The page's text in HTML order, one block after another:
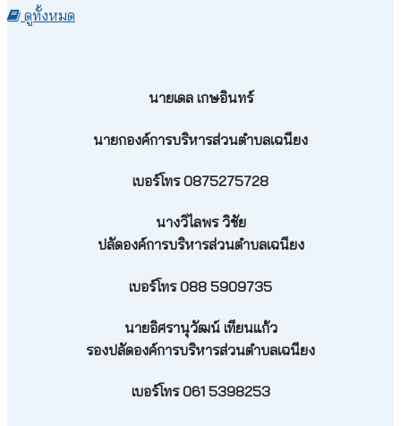
ดูทั้งหมด
นายเดล เกษอินทร์
นายกองค์การบริหารส่วนตำบลเฉนียง
เบอร์โทร 0875275728
นางวิไลพร วิชัย
ปลัดองค์การบริหารส่วนตำบลเฉนียง
เบอร์โทร 088 5909735
นายอิศรานุวัฒน์ เทียนแก้ว
รองปลัดองค์การบริหารส่วนตำบลเฉนียง
เบอร์โทร 061 5398253